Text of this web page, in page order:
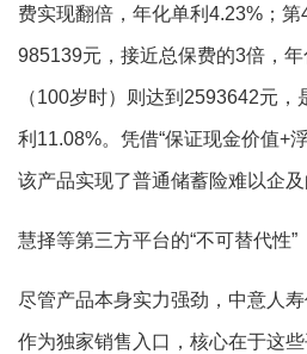
费实现翻倍，年化单利4.23%；
985139元，接近总保费的3倍，
（100岁时）则达到2593642元
利11.08%。凭借“保证现金价值+
该产品实现了普通储蓄险难以企及
慧择等第三方平台的“不可替代性”
尽管产品本身实力强劲，中意人
作为独家销售入口，核心在于这些